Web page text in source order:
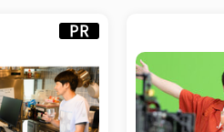
PR